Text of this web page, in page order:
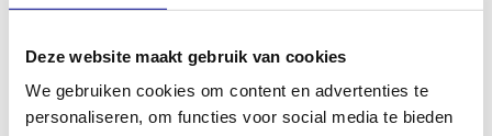
Deze website maakt gebruik van cookies
We gebruiken cookies om content en advertenties te
personaliseren, om functies voor social media te bieden
TOEVOEGEN AAN OFFERTE
PROFESSIONEEL
STANDAARD ÉÉN JAAR